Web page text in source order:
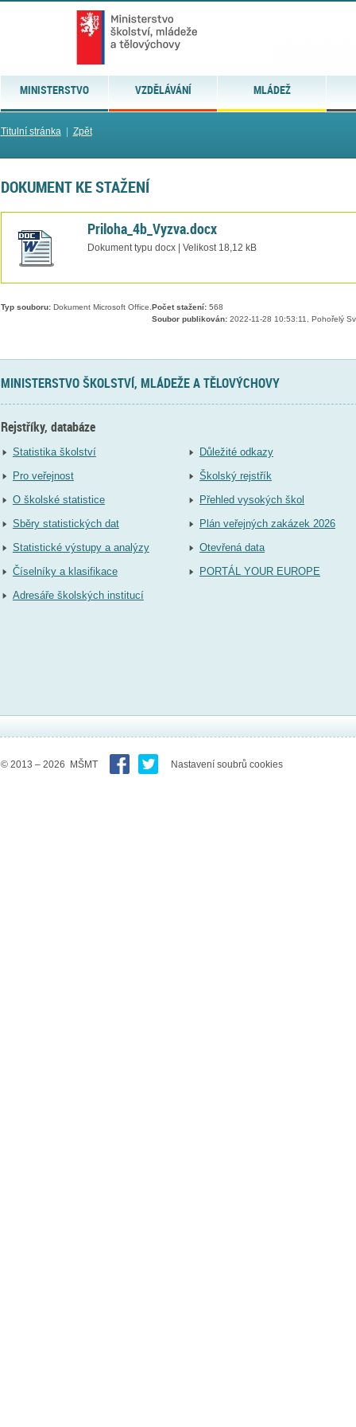
MINISTERSTVO VZDĚLÁVÁNÍ MLÁDEŽ
Titulní stránka| Zpět
DOKUMENT KE STAŽENÍ
Priloha_4b_Vyzva.docx
Dokument typu docx | Velikost 18,12 kB
Typ souboru:Dokument Microsoft Office. Počet stažení:568
Soubor publikován:2022-11-28 10:53:11, Pohořelý
MINISTERSTVO ŠKOLSTVÍ, MLÁDEŽE A TĚLOVÝCHOVY
Rejstříky, databáze
Statistika školství
Pro veřejnost
O školské statistice
Sběry statistických dat
Statistické výstupy a analýzy
Číselníky a klasifikace
Adresáře školských institucí
Důležité odkazy
Školský rejstřík
Přehled vysokých škol
Plán veřejných zakázek 2026
Otevřená data
PORTÁL YOUR EUROPE
© 2013 – 2026 MŠMT Nastavení soubrů cookies